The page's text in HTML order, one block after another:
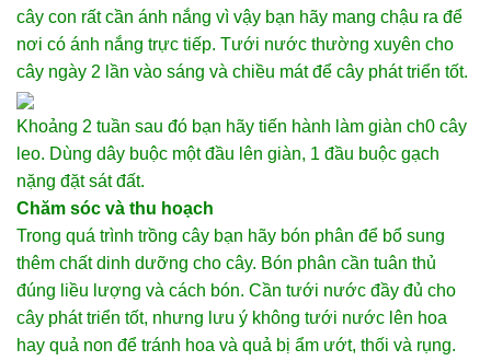
cây con rất cần ánh nắng vì vậy bạn hãy mang chậu ra để
nơi có ánh nắng trực tiếp. Tưới nước thường xuyên cho
cây ngày 2 lần vào sáng và chiều mát để cây phát triển tốt.
Khoảng 2 tuần sau đó bạn hãy tiến hành làm giàn ch0 cây
leo. Dùng dây buộc một đầu lên giàn, 1 đầu buộc gạch
nặng đặt sát đất.
Chăm sóc và thu hoạch
Trong quá trình trồng cây bạn hãy bón phân để bổ sung
thêm chất dinh dưỡng cho cây. Bón phân cần tuân thủ
đúng liều lượng và cách bón. Cần tưới nước đầy đủ cho
cây phát triển tốt, nhưng lưu ý không tưới nước lên hoa
hay quả non để tránh hoa và quả bị ẩm ướt, thối và rụng.